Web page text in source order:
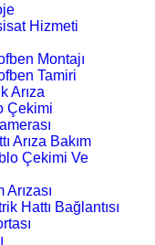
Hizmeti
Montajı
Tamiri
Arıza
Çekimi
Arıza Bakım
Çekimi Ve
Hattı Bağlantısı